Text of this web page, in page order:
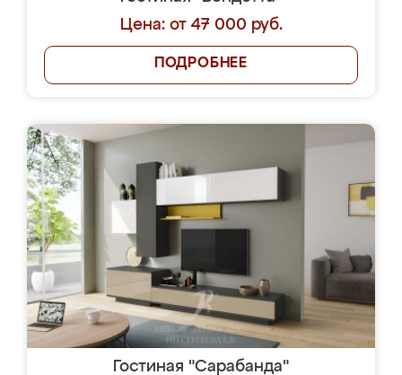
Цена: от 47 000 руб.
ПОДРОБНЕЕ
Гостиная "Сарабанда"